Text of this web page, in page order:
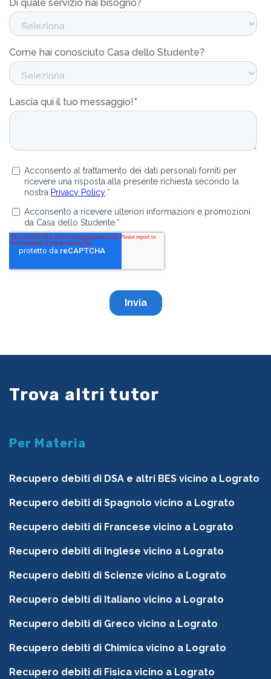
Trova altri tutor
Per Materia
Recupero debiti di DSA e altri BES vicino a Lograto
Recupero debiti di Spagnolo vicino a Lograto
Recupero debiti di Francese vicino a Lograto
Recupero debiti di Inglese vicino a Lograto
Recupero debiti di Scienze vicino a Lograto
Recupero debiti di Italiano vicino a Lograto
Recupero debiti di Greco vicino a Lograto
Recupero debiti di Chimica vicino a Lograto
Recupero debiti di Fisica vicino a Lograto